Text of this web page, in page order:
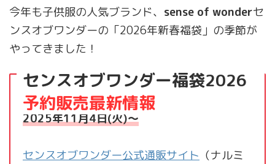
今年も子供服の人気ブランド、 sense of wonderセ
ンスオブワンダーの「2026年新春福袋」の季節が
やってきました！
センスオブワンダー福袋2026
予約販売最新情報
予約開始日
2025年11月4日(火)～
センスオブワンダー公式通販サイト （ナルミ